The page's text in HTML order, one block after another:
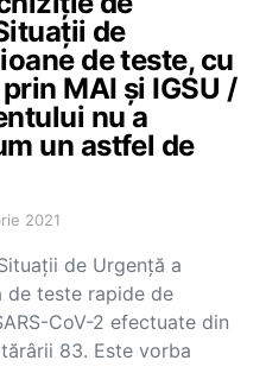
de
de teste, cu
MAI și IGSU /
nu a
un astfel de
2021
de Urgență a
de teste rapide de
CoV-2 efectuate din
83. Este vorba